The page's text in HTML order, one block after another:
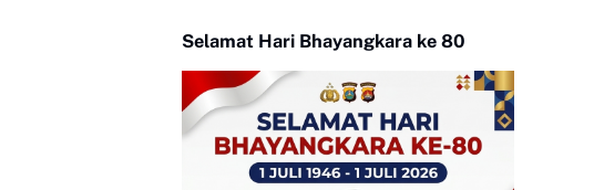
Selamat Hari Bhayangkara ke 80